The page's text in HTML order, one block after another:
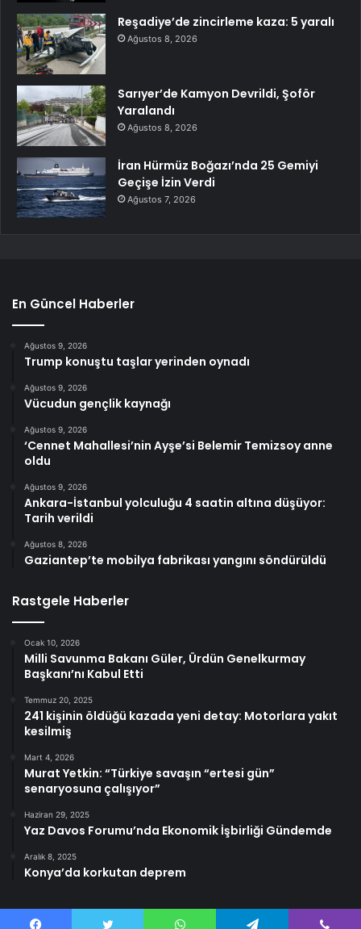
Reşadiye’de zincirleme kaza: 5 yaralı
Ağustos 8, 2026
Sarıyer’de Kamyon Devrildi, Şoför
Yaralandı
Ağustos 8, 2026
İran Hürmüz Boğazı’nda 25 Gemiyi
Geçişe İzin Verdi
Ağustos 7, 2026
En Güncel Haberler
Ağustos 9, 2026
Trump konuştu taşlar yerinden oynadı
Ağustos 9, 2026
Vücudun gençlik kaynağı
Ağustos 9, 2026
‘Cennet Mahallesi’nin Ayşe’si Belemir Temizsoy anne
oldu
Ağustos 9, 2026
Ankara-İstanbul yolculuğu 4 saatin altına düşüyor:
Tarih verildi
Ağustos 8, 2026
Gaziantep’te mobilya fabrikası yangını söndürüldü
Rastgele Haberler
Ocak 10, 2026
Milli Savunma Bakanı Güler, Ürdün Genelkurmay
Başkanı’nı Kabul Etti
Temmuz 20, 2025
241 kişinin öldüğü kazada yeni detay: Motorlara yakıt
kesilmiş
Mart 4, 2026
Murat Yetkin: “Türkiye savaşın “ertesi gün”
senaryosuna çalışıyor”
Haziran 29, 2025
Yaz Davos Forumu’nda Ekonomik İşbirliği Gündemde
Aralık 8, 2025
Konya’da korkutan deprem